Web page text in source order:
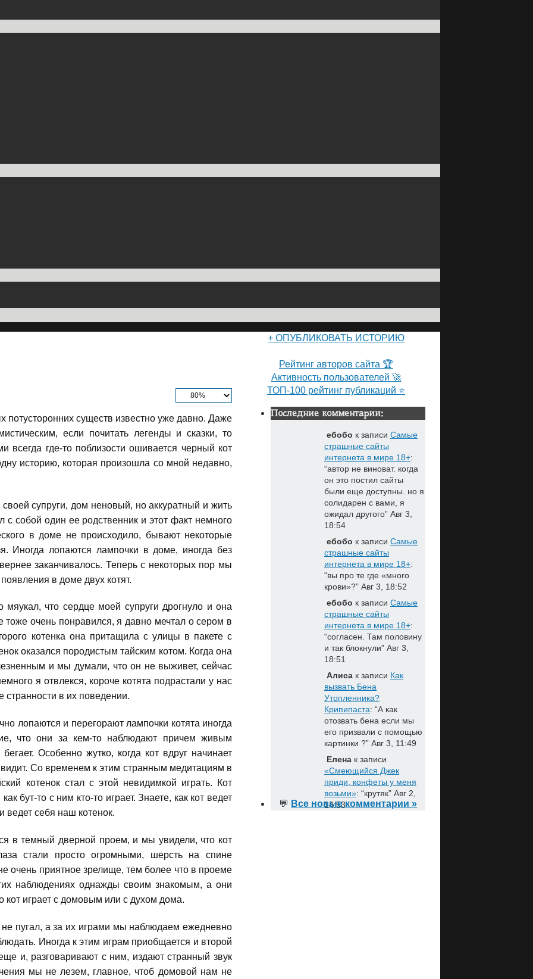
потусторонних существ известно уже давно. Даже
если почитать легенды и сказки, то
где-то поблизости ошивается черный кот
историю, которая произошла со мной недавно,
супруги, дом неновый, но аккуратный и жить
собой один ее родственник и этот факт немного
в доме не происходило, бывают некоторые
Иногда лопаются лампочки в доме, иногда без
заканчивалось. Теперь с некоторых пор мы
в доме двух котят.
что сердце моей супруги дрогнуло и она
тоже очень понравился, я давно мечтал о сером в
котенка она притащила с улицы в пакете с
оказался породистым тайским котом. Когда она
и мы думали, что он не выживет, сейчас
я отвлекся, короче котята подрастали у нас
в их поведении.
лопаются и перегорают лампочки котята иногда
что они за кем-то наблюдают причем живым
Особенно жутко, когда кот вдруг начинает
Со временем к этим странным медитациям в
котенок стал с этой невидимкой играть. Кот
бут-то с ним кто-то играет. Знаете, как кот ведет
ведет себя наш котенок.
в темный дверной проем, и мы увидели, что кот
стали просто огромными, шерсть на спине
очень приятное зрелище, тем более что в проеме
наблюдениях однажды своим знакомым, а они
кот играет с домовым или с духом дома.
не пугал, а за их играми мы наблюдаем ежедневно
Иногда к этим играм приобщается и второй
и, разговаривают с ним, издают странный звук
мы не лезем, главное, чтоб домовой нам не
+ ОПУБЛИКОВАТЬ ИСТОРИЮ
Рейтинг авторов сайта 🏆
Активность пользователей 🚀
ТОП-100 рейтинг публикаций ⭐
Последние комментарии:
ебобо к записи Самые
страшные сайты
интернета в мире 18+:
“автор не виноват. когда
он это постил сайты
были еще доступны. но я
солидарен с вами, я
ожидал другого” Авг 3,
18:54
ебобо к записи Самые
страшные сайты
интернета в мире 18+:
“вы про те где «много
крови»?” Авг 3, 18:52
ебобо к записи Самые
страшные сайты
интернета в мире 18+:
“согласен. Там половину
и так блокнули” Авг 3,
18:51
Алиса к записи Как
вызвать Бена
Утопленника?
Крипипаста: “А как
отозвать бена если мы
его призвали с помощью
картинки ?” Авг 3, 11:49
Елена к записи
«Смеющийся Джек
приди, конфеты у меня
возьми»: “крутяк” Авг 2,
14:53
💬 Все новые комментарии »